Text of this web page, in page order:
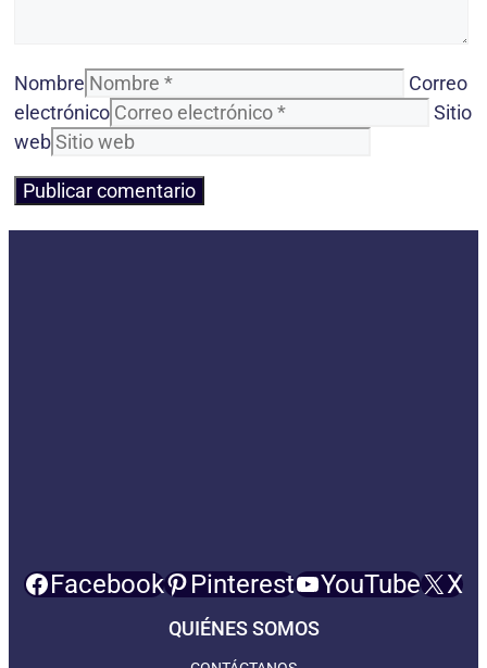
Nombre
Correo
electrónico
Sitio
web
Facebook Pinterest YouTube X
QUIÉNES SOMOS